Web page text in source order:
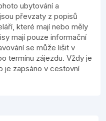
ubytování a
převzaty z popisů
které mají nebo měly
mají pouze informační
se může lišit v
termínu zájezdu. Vždy je
je zapsáno v cestovní